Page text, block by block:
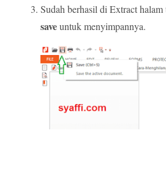
Sudah berhasil di Extract
saveuntuk menyimpannya.